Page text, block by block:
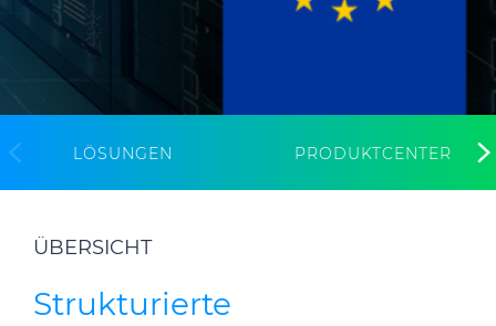
CABLE APP
PRYSMIAN CLUB
GLOBAL WEBSITE
LÖSUNGEN PRODUKTCENTER
ÜBERSICHT
Strukturierte